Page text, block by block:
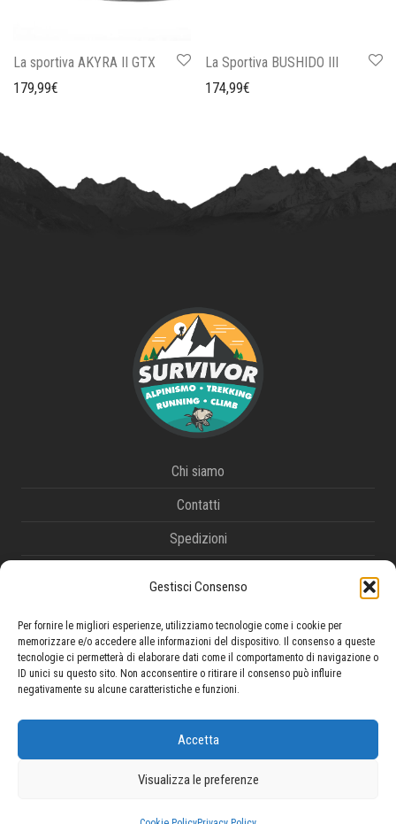
Gestisci Consenso
Per fornire le migliori esperienze, utilizziamo tecnologie come i cookie per
memorizzare e/o accedere alle informazioni del dispositivo. Il consenso a queste
tecnologie ci permetterà di elaborare dati come il comportamento di navigazione o
ID unici su questo sito. Non acconsentire o ritirare il consenso può influire
negativamente su alcune caratteristiche e funzioni.
Accetta
Visualizza le preferenze
La sportiva AKYRA II GTX
179,99€
La Sportiva BUSHIDO III
174,99€
Chi siamo
Contatti
Spedizioni
Diritto di recesso e reso
Tracciamento ordine
Cookie Policy
© 2026 Survivor di Tremante Fabrizio - P.IVA 02009300662 -